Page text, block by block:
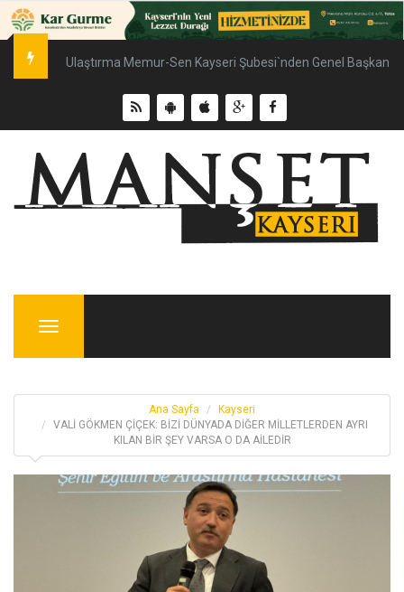
Ulaştırma Memur-Sen Kayseri Şubesi`nden Genel Başkan
Menu
Ana Sayfa
Kayseri
VALİ GÖKMEN ÇİÇEK: BİZİ DÜNYADA DİĞER MİLLETLERDEN AYRI
KILAN BİR ŞEY VARSA O DA AİLEDİR